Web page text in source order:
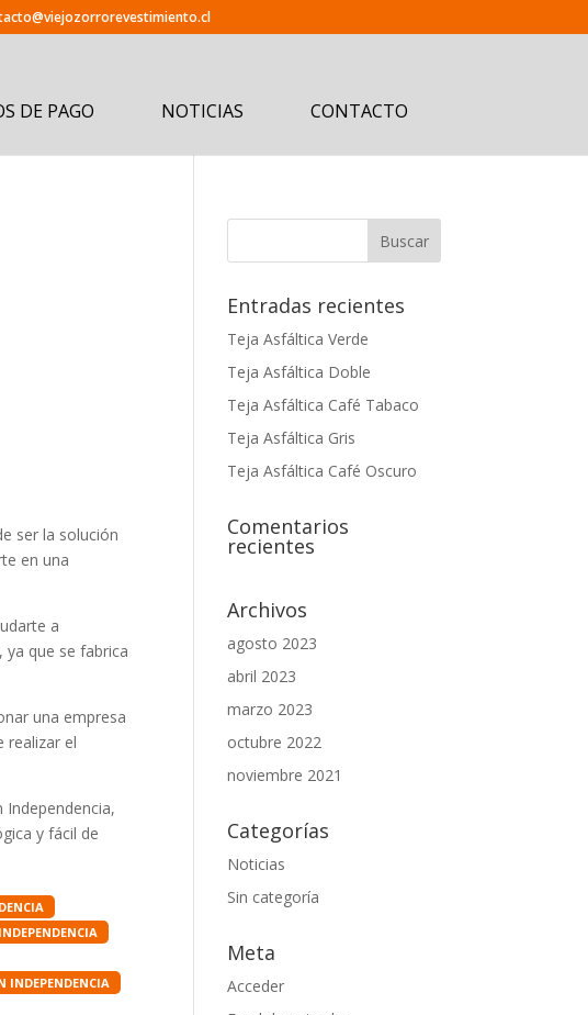
DE PAGO NOTICIAS CONTACTO
ser la solución
en una
a
ya que se fabrica
una empresa
realizar el
y fácil de
INDEPENDENCIA
Entradas recientes
Teja Asfáltica Verde
Teja Asfáltica Doble
Teja Asfáltica Café Tabaco
Teja Asfáltica Gris
Teja Asfáltica Café Oscuro
Comentarios
recientes
Archivos
agosto 2023
abril 2023
marzo 2023
octubre 2022
noviembre 2021
Categorías
Noticias
Sin categoría
Meta
Acceder